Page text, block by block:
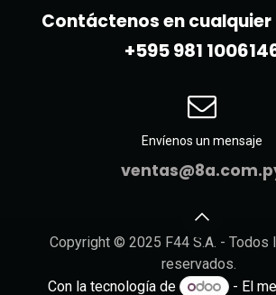
Contáctenos en
+595 981
Envíenos un mensaje
Copyright © 2025 F44 S.A. - Todos
reservados.
Con la tecnología de
- El